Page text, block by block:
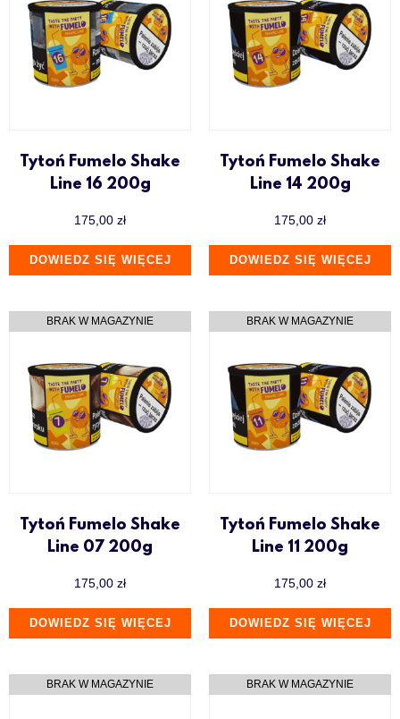
Tytoń Fumelo Shake
Line 16 200g
175,00 zł
DOWIEDZ SIĘ WIĘCEJ
Tytoń Fumelo Shake
Line 14 200g
175,00 zł
DOWIEDZ SIĘ WIĘCEJ
Tytoń Fumelo Shake
Line 07 200g
175,00 zł
DOWIEDZ SIĘ WIĘCEJ
Tytoń Fumelo Shake
Line 11 200g
175,00 zł
DOWIEDZ SIĘ WIĘCEJ